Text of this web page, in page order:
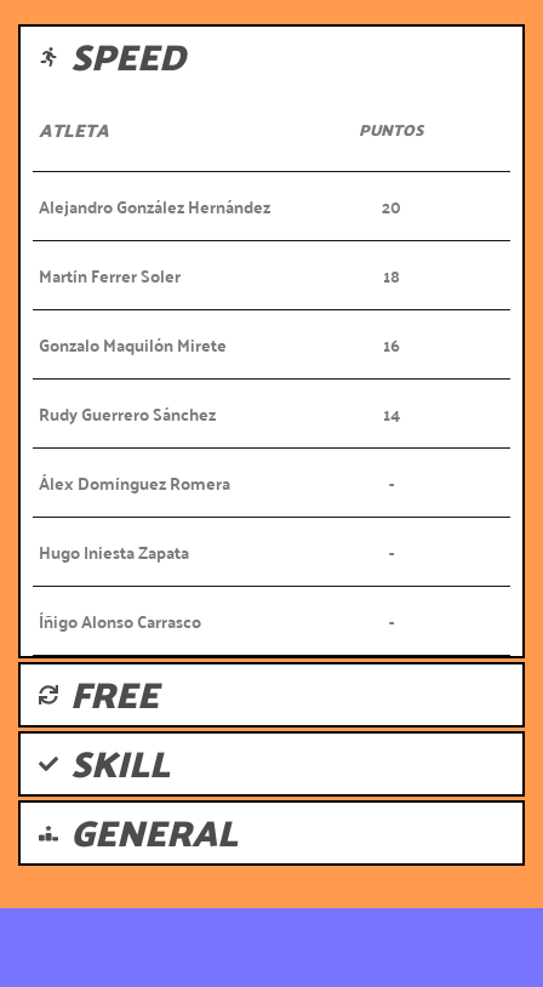
SPEED
ATLETA PUNTOS
Alejandro González Hernández 20
Martín Ferrer Soler 18
Gonzalo Maquilón Mirete 16
Rudy Guerrero Sánchez 14
Álex Domínguez Romera -
Hugo Iniesta Zapata -
Íñigo Alonso Carrasco -
FREE
SKILL
GENERAL